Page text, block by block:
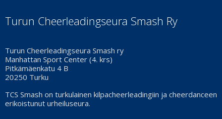
Turun Cheerleadingseura Smash Ry
Turun Cheerleadingseura Smash ry
Manhattan Sport Center (4. krs)
Pitkämäenkatu 4 B
20250 Turku
TCS Smash on turkulainen kilpacheerleadingiin ja cheerdanceen
erikoistunut urheiluseura.